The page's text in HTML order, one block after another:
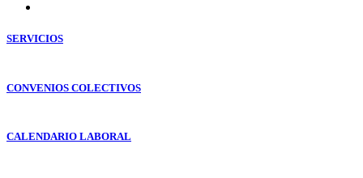
SERVICIOS
CONVENIOS COLECTIVOS
CALENDARIO LABORAL